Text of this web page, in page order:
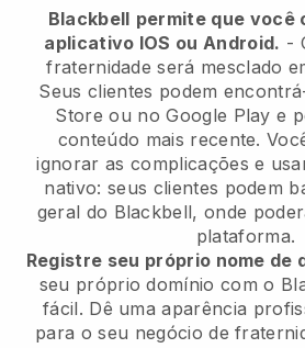
Blackbell permite que você
aplicativo IOS ou Android. -
fraternidade será mesclado
Seus clientes podem
Store ou no Google Play e
conteúdo mais recente.
ignorar as complicações e
nativo: seus clientes podem
geral do Blackbell, onde
plataforma.
Registre seu próprio nome de
seu próprio domínio com o
fácil. Dê uma aparência
para o seu negócio de